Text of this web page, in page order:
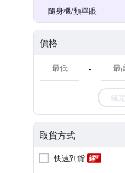
隨身機/類單眼
價格
-
確定
取貨方式
快速到貨